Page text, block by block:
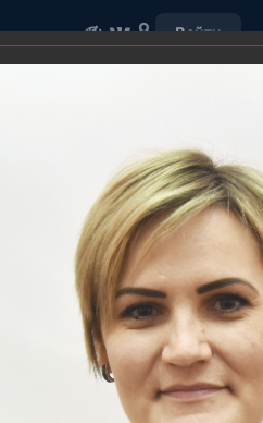
Войти
район,
сайт